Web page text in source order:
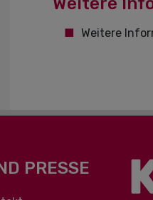
Weitere
PRESSE